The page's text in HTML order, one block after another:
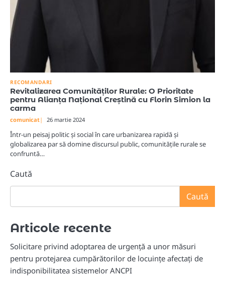
RECOMANDARI
Revitalizarea Comunităților Rurale: O Prioritate
pentru Alianța Național Creștină cu Florin Simion la
carma
comunicat 26 martie 2024
Într-un peisaj politic și social în care urbanizarea rapidă și
globalizarea par să domine discursul public, comunitățile rurale se
confruntă…
Caută
Caută
Articole recente
Solicitare privind adoptarea de urgență a unor măsuri
pentru protejarea cumpărătorilor de locuințe afectați de
indisponibilitatea sistemelor ANCPI